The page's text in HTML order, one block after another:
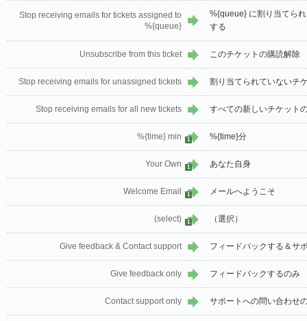
Stop receiving emails for tickets assigned to
%{queue}
%{queue} に割り当てら
する
Unsubscribe from this ticket このチケットの購読解除
Stop receiving emails for unassigned tickets 割り当てられていないチ
Stop receiving emails for all new tickets すべての新しいチケット
%{time} min 1 %{time}分
Your Own 1 あなた自身
Welcome Email 1 メールへようこそ
(select) 1 （選択）
Give feedback & Contact support フィードバックする＆サ
Give feedback only フィードバックするのみ
Contact support only サポートへの問い合わせ